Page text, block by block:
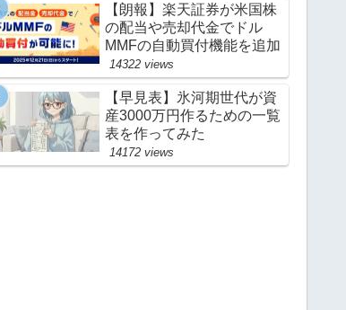
【朗報】楽天証券が米国株
の配当や売却代金でドル
MMFの自動買付機能を追加
14322 views
【早見表】氷河期世代が資
産3000万円作るための一覧
表を作ってみた
14172 views